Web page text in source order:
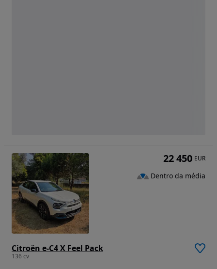
Citroën e-C4 X Feel Pack
136 cv
22 450 EUR
Dentro da média